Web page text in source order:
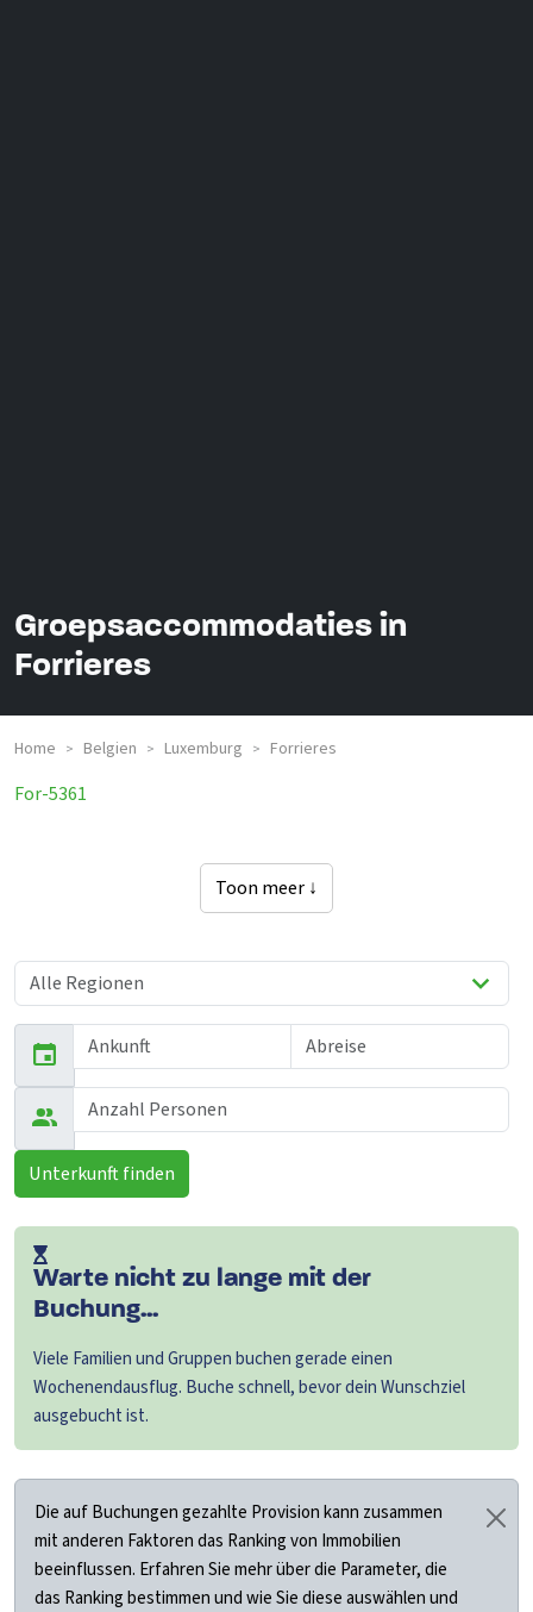
Groepsaccommodaties in
Forrieres
Home > Belgien > Luxemburg > Forrieres
For-5361
Toon meer ↓
Unterkunft finden
Warte nicht zu lange mit der
Buchung...
Viele Familien und Gruppen buchen gerade einen
Wochenendausflug. Buche schnell, bevor dein Wunschziel
ausgebucht ist.
Die auf Buchungen gezahlte Provision kann zusammen
mit anderen Faktoren das Ranking von Immobilien
beeinflussen. Erfahren Sie mehr über die Parameter, die
das Ranking bestimmen und wie Sie diese auswählen und